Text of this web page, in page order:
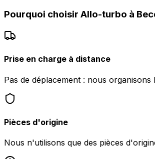
Pourquoi choisir Allo-turbo à
Prise en charge à distance
Pas de déplacement : nous
Pièces d'origine
Nous n'utilisons que des pièces